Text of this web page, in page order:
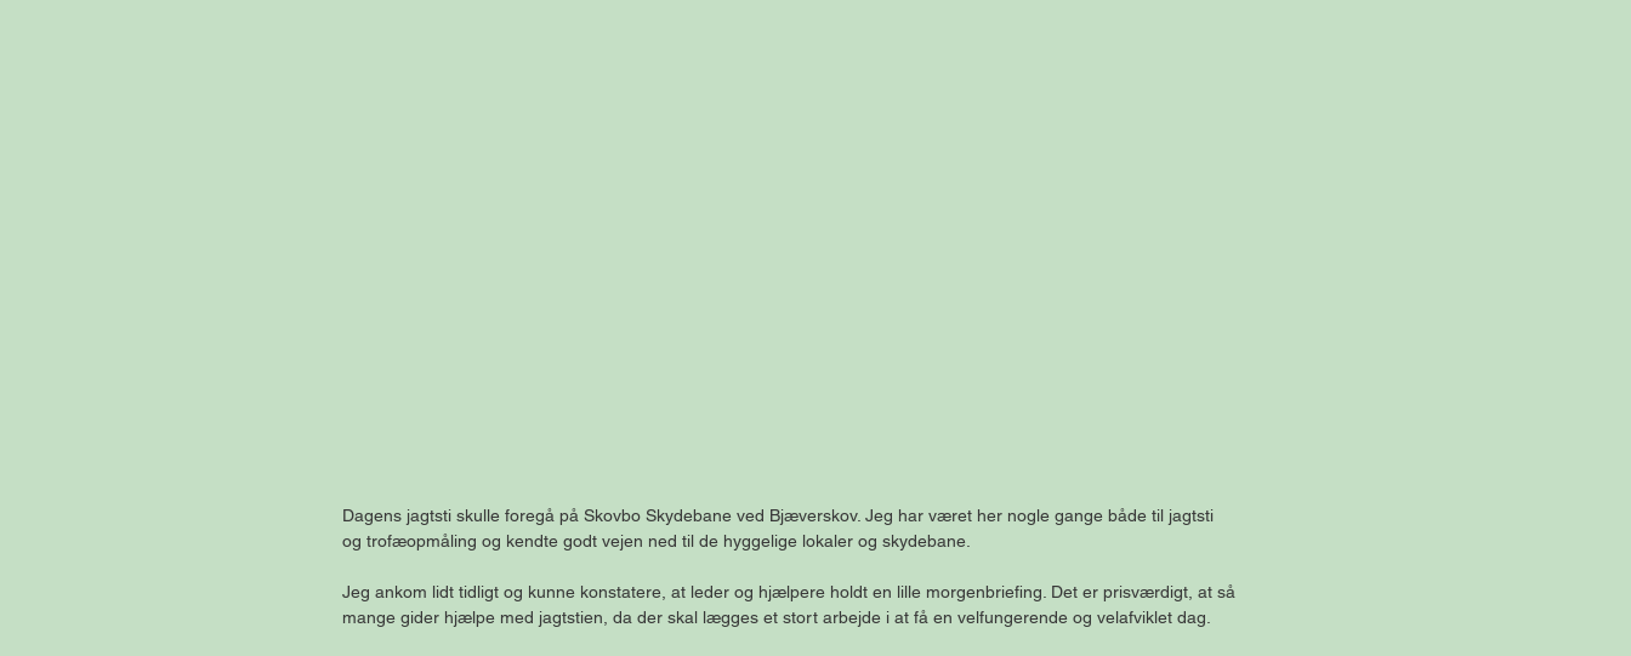
Dagens jagtsti skulle foregå på Skovbo Skydebane ved Bjæverskov. Jeg har været her nogle gange både til jagtsti
og trofæopmåling og kendte godt vejen ned til de hyggelige lokaler og skydebane.
Jeg ankom lidt tidligt og kunne konstatere, at leder og hjælpere holdt en lille morgenbriefing. Det er prisværdigt, at så
mange gider hjælpe med jagtstien, da der skal lægges et stort arbejde i at få en velfungerende og velafviklet dag.